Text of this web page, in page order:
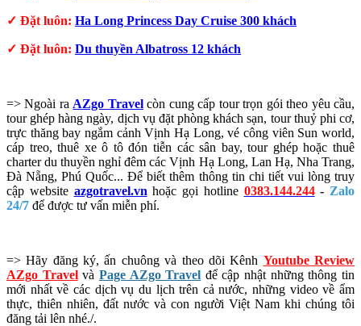
✓ Đặt luôn: Ha Long Princess Day Cruise 300 khách
✓ Đặt luôn: Du thuyền Albatross 12 khách
=> Ngoài ra AZgo Travelcòn cung cấp tour trọn gói theo yêu cầu,
tour ghép hàng ngày, dịch vụ đặt phòng khách sạn, tour thuỷ phi cơ,
trực thăng bay ngắm cảnh Vịnh Hạ Long, vé công viên Sun world,
cáp treo, thuê xe ô tô đón tiễn các sân bay, tour ghép hoặc thuê
charter du thuyền nghỉ đêm các Vịnh Hạ Long, Lan Hạ, Nha Trang,
Đà Nẵng, Phú Quốc... Để biết thêm thông tin chi tiết vui lòng truy
cập website azgotravel.vn hoặc gọi hotline 0383.144.244- Zalo
24/7 để được tư vấn miễn phí.
=> Hãy đăng ký, ấn chuông và theo dõi Kênh Youtube Review
AZgo Travelvà Page AZgo Travel để cập nhật những thông tin
mới nhất về các dịch vụ du lịch trên cả nước, những video về ẩm
thực, thiên nhiên, đất nước và con người Việt Nam khi chúng tôi
đăng tải lên nhé./.